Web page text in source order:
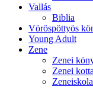
Vallás
Biblia
Vöröspöttyös
Young Adult
Zene
Zenei
Zenei kotta